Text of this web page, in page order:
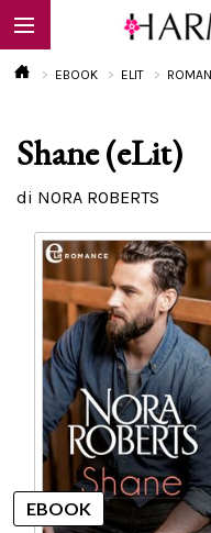
EBOOK
Calendario
EBOOK ELIT
Shane (eLit)
di NORA ROBERTS